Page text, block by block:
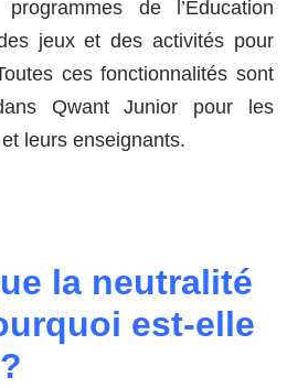
de l’Éducation
jeux et des activités pour
ces fonctionnalités sont
Qwant Junior pour les
leurs enseignants.
la neutralité
est-elle